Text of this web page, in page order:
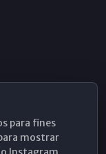
para fines
mostrar